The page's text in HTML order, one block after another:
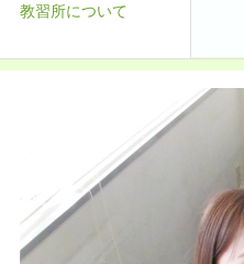
教習所について